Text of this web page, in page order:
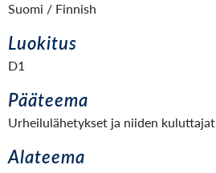
Suomi / Finnish
Luokitus
D1
Pääteema
Urheilulähetykset ja niiden kuluttajat
Alateema